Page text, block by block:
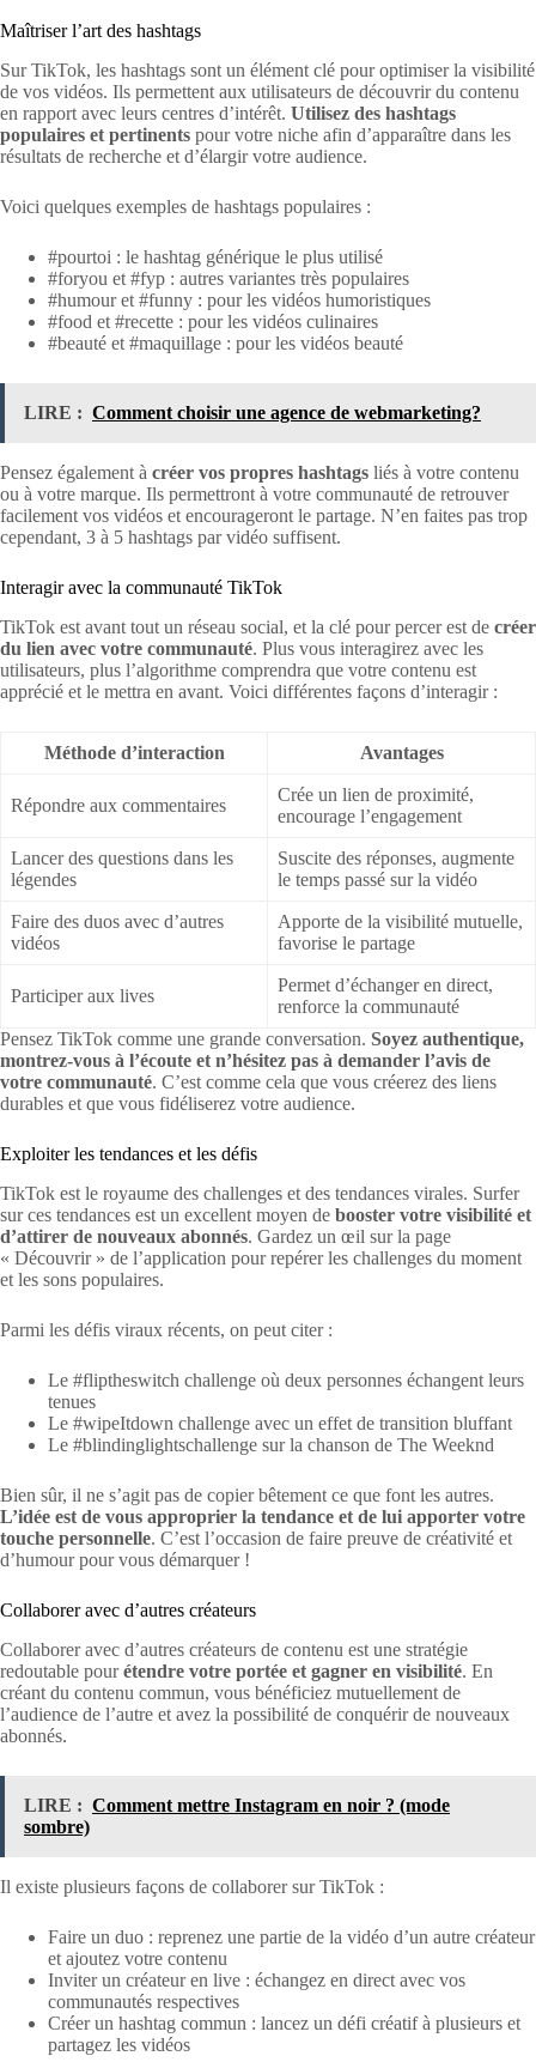
Maîtriser l’art des hashtags
Sur TikTok, les hashtags sont un élément clé pour optimiser la visibilité
de vos vidéos. Ils permettent aux utilisateurs de découvrir du contenu
en rapport avec leurs centres d’intérêt. Utilisez des hashtags
populaires et pertinents pour votre niche afin d’apparaître dans les
résultats de recherche et d’élargir votre audience.
Voici quelques exemples de hashtags populaires :
#pourtoi : le hashtag générique le plus utilisé
#foryou et #fyp : autres variantes très populaires
#humour et #funny : pour les vidéos humoristiques
#food et #recette : pour les vidéos culinaires
#beauté et #maquillage : pour les vidéos beauté
LIRE : Comment choisir une agence de webmarketing?
Pensez également à créer vos propres hashtags liés à votre contenu
ou à votre marque. Ils permettront à votre communauté de retrouver
facilement vos vidéos et encourageront le partage. N’en faites pas trop
cependant, 3 à 5 hashtags par vidéo suffisent.
Interagir avec la communauté TikTok
TikTok est avant tout un réseau social, et la clé pour percer est de créer
du lien avec votre communauté. Plus vous interagirez avec les
utilisateurs, plus l’algorithme comprendra que votre contenu est
apprécié et le mettra en avant. Voici différentes façons d’interagir :
Méthode d’interaction Avantages
Répondre aux commentaires
Crée un lien de proximité,
encourage l’engagement
Lancer des questions dans les
légendes
Suscite des réponses, augmente
le temps passé sur la vidéo
Faire des duos avec d’autres
vidéos
Apporte de la visibilité mutuelle,
favorise le partage
Participer aux lives
Permet d’échanger en direct,
renforce la communauté
Pensez TikTok comme une grande conversation. Soyez authentique,
montrez-vous à l’écoute et n’hésitez pas à demander l’avis de
votre communauté. C’est comme cela que vous créerez des liens
durables et que vous fidéliserez votre audience.
Exploiter les tendances et les défis
TikTok est le royaume des challenges et des tendances virales. Surfer
sur ces tendances est un excellent moyen de booster votre visibilité et
d’attirer de nouveaux abonnés. Gardez un œil sur la page
« Découvrir » de l’application pour repérer les challenges du moment
et les sons populaires.
Parmi les défis viraux récents, on peut citer :
Le #fliptheswitch challenge où deux personnes échangent leurs
tenues
Le #wipeItdown challenge avec un effet de transition bluffant
Le #blindinglightschallenge sur la chanson de The Weeknd
Bien sûr, il ne s’agit pas de copier bêtement ce que font les autres.
L’idée est de vous approprier la tendance et de lui apporter votre
touche personnelle. C’est l’occasion de faire preuve de créativité et
d’humour pour vous démarquer !
Collaborer avec d’autres créateurs
Collaborer avec d’autres créateurs de contenu est une stratégie
redoutable pourétendre votre portée et gagner en visibilité. En
créant du contenu commun, vous bénéficiez mutuellement de
l’audience de l’autre et avez la possibilité de conquérir de nouveaux
abonnés.
LIRE : Comment mettre Instagram en noir ? (mode
sombre)
Il existe plusieurs façons de collaborer sur TikTok :
Faire un duo : reprenez une partie de la vidéo d’un autre créateur
et ajoutez votre contenu
Inviter un créateur en live : échangez en direct avec vos
communautés respectives
Créer un hashtag commun : lancez un défi créatif à plusieurs et
partagez les vidéos